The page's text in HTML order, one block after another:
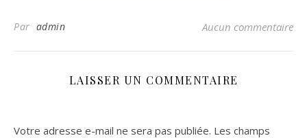
Par admin Aucun commentaire
LAISSER UN COMMENTAIRE
Votre adresse e-mail ne sera pas publiée. Les champs